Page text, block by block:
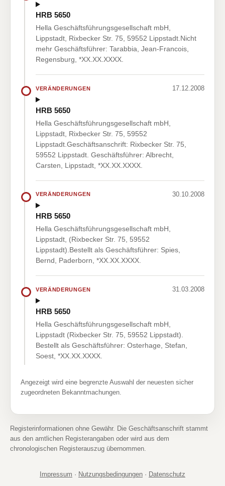
HRB 5650
Hella Geschäftsführungsgesellschaft mbH,
Lippstadt, Rixbecker Str. 75, 59552 Lippstadt.Nicht
mehr Geschäftsführer: Tarabbia, Jean-Francois,
Regensburg, *XX.XX.XXXX.
VERÄNDERUNGEN 17.12.2008
HRB 5650
Hella Geschäftsführungsgesellschaft mbH,
Lippstadt, Rixbecker Str. 75, 59552
Lippstadt.Geschäftsanschrift: Rixbecker Str. 75,
59552 Lippstadt. Geschäftsführer: Albrecht,
Carsten, Lippstadt, *XX.XX.XXXX.
VERÄNDERUNGEN 30.10.2008
HRB 5650
Hella Geschäftsführungsgesellschaft mbH,
Lippstadt, (Rixbecker Str. 75, 59552
Lippstadt).Bestellt als Geschäftsführer: Spies,
Bernd, Paderborn, *XX.XX.XXXX.
VERÄNDERUNGEN 31.03.2008
HRB 5650
Hella Geschäftsführungsgesellschaft mbH,
Lippstadt (Rixbecker Str. 75, 59552 Lippstadt).
Bestellt als Geschäftsführer: Osterhage, Stefan,
Soest, *XX.XX.XXXX.
Angezeigt wird eine begrenzte Auswahl der neuesten sicher
zugeordneten Bekanntmachungen.
Registerinformationen ohne Gewähr. Die Geschäftsanschrift stammt
aus den amtlichen Registerangaben oder wird aus dem
chronologischen Registerauszug übernommen.
Impressum · Nutzungsbedingungen · Datenschutz